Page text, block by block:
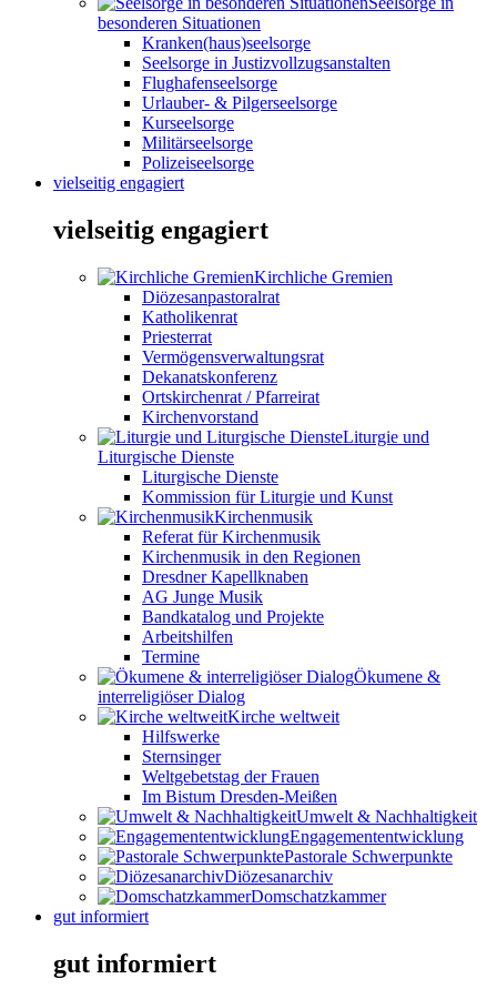
besonderen Situationen
Kranken(haus)seelsorge
Seelsorge in Justizvollzugsanstalten
Flughafenseelsorge
Urlauber- & Pilgerseelsorge
Kurseelsorge
Militärseelsorge
Polizeiseelsorge
vielseitig engagiert
vielseitig engagiert
Kirchliche Gremien
Diözesanpastoralrat
Katholikenrat
Priesterrat
Vermögensverwaltungsrat
Dekanatskonferenz
Ortskirchenrat / Pfarreirat
Kirchenvorstand
Liturgie und
Liturgische Dienste
Liturgische Dienste
Kommission für Liturgie und Kunst
Kirchenmusik
Referat für Kirchenmusik
Kirchenmusik in den Regionen
Dresdner Kapellknaben
AG Junge Musik
Bandkatalog und Projekte
Arbeitshilfen
Termine
Ökumene &
interreligiöser Dialog
Kirche weltweit
Hilfswerke
Sternsinger
Weltgebetstag der Frauen
Im Bistum Dresden-Meißen
Umwelt & Nachhaltigkeit
Engagemententwicklung
Pastorale Schwerpunkte
Diözesanarchiv
Domschatzkammer
gut informiert
gut informiert